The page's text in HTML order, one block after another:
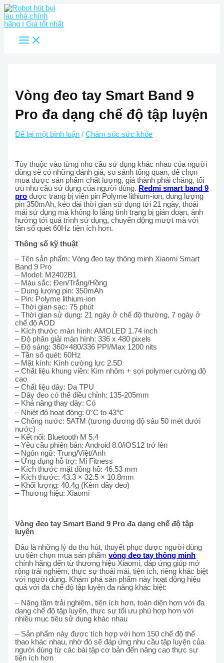
Nhảy
tới
nội
dung
Menu
Vòng đeo tay Smart Band 9
Pro đa dạng chế độ tập luyện
Để lại một bình luận /Chăm sóc sức khỏe
Tùy thuộc vào từng nhu cầu sử dụng khác nhau của người
dùng sẽ có những đánh giá, so sánh tổng quan, để chọn
mua được sản phẩm chất lượng, giá thành phải chăng, tối
ưu nhu cầu sử dụng của người dùng. Redmi smart band 9
pro được trang bị viên pin Polyme lithium-ion, dung lượng
pin 350mAh, kéo dài thời gian sử dụng tới 21 ngày, thoải
mái sử dụng mà không lo lắng tình trạng bị gián đoạn, ảnh
hưởng tới quá trình sử dụng, chuyển động mượt mà với
tần số quét 60Hz tiện ích hơn.
Thông số kỹ thuật
– Tên sản phẩm: Vòng đeo tay thông minh Xiaomi Smart
Band 9 Pro
– Model: M2402B1
– Màu sắc: Đen/Trắng/Hồng
– Dung lượng pin: 350mAh
– Pin: Polyme lithium-ion
– Thời gian sạc: 75 phút
– Thời gian sử dụng: 21 ngày ở chế độ thường, 7 ngày ở
chế độ AOD
– Kích thước màn hình: AMOLED 1.74 inch
– Độ phân giải màn hình: 336 x 480 pixels
– Độ sáng: 360×480/336 PPI/Max 1200 nits
– Tần số quét: 60Hz
– Mặt kính: Kính cường lực 2.5D
– Chất liệu khung viền: Kim nhôm + sợi polymer cường độ
cao
– Chất liệu dây: Da TPU
– Dây đeo có thể điều chỉnh: 135-205mm
– Khả năng thay dây: Có
– Nhiệt độ hoạt động: 0°C to 43℃
– Chống nước: 5ATM (tương đương độ sâu 50 mét dưới
nước)
– Kết nối: Bluetooth M 5.4
– Yêu cầu phiên bản: Android 8.0/iOS12 trở lên
– Ngôn ngữ: Trung/Việt/Anh
– Ứng dụng hỗ trợ: Mi Fitness
– Kích thước mặt đồng hồ: 46.53 mm
– Kích thước: 43.3 × 32.5 × 10.8mm
– Khối lượng: 40.4g (Kèm dây đeo)
– Thương hiệu: Xiaomi
Vòng đeo tay Smart Band 9 Pro đa dạng chế độ tập
luyện
Đâu là những lý do thu hút, thuyết phục được người dùng
ưu tiên chọn mua sản phẩmvòng đeo tay thông minh
chính hãng đến từ thương hiệu Xiaomi, đáp ứng giúp mở
rộng trải nghiệm, thực sự thoải mái, tiện ích, riêng khác biệt
với người dùng. Khám phá sản phẩm này hoạt động hiệu
quả với đa chế độ tập luyện đa năng khác biệt:
– Nâng tầm trải nghiệm, tiện ích hơn, toàn diện hơn với đa
dạng chế độ tập luyện, thực sự tối ưu phù hợp hơn với
nhiều mục tiêu sử dụng khác nhau
– Sản phẩm này được tích hợp với hơn 150 chế độ thể
thao khác nhau, nhờ đó sẽ đáp ứng nhu cầu tập luyện của
người dùng từ các bài tập cơ bản đến nâng cao thực sự
tiện ích hơn